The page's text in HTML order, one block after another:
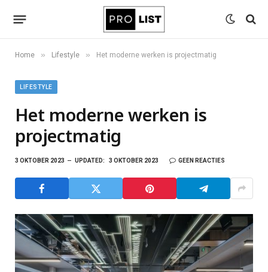
Home » Lifestyle » Het moderne werken is projectmatig
LIFESTYLE
Het moderne werken is
projectmatig
3 OKTOBER 2023 UPDATED: 3 OKTOBER 2023 GEEN REACTIES